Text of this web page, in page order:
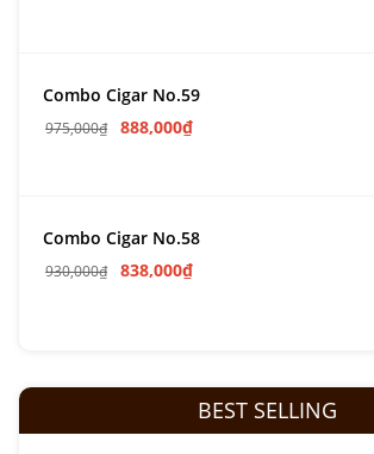
Combo Cigar No.59
975,000₫ 888,000₫
Combo Cigar No.58
930,000₫ 838,000₫
BEST SELLING